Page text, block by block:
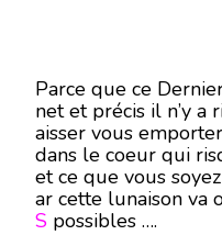
Parce que ce
net et précis il n’y a
aisser vous
dans le coeur qui
et ce que vous
ar cette lunaison va
S possibles ….